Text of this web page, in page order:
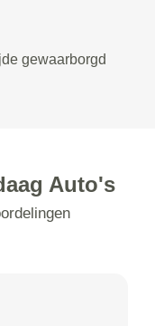
gewaarborgd
Auto's